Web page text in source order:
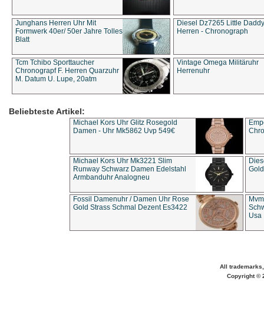
Junghans Herren Uhr Mit
Formwerk 40er/ 50er Jahre Tolles
Blatt
Diesel Dz7265 Little Daddy
Herren - Chronograph
Tcm Tchibo Sporttaucher
Chronograpf F. Herren Quarzuhr
M. Datum U. Lupe, 20atm
Vintage Omega Militäruhr
Herrenuhr
Beliebteste Artikel:
Michael Kors Uhr Glitz Rosegold
Damen - Uhr Mk5862 Uvp 549€
Michael Kors Uhr Mk3221 Slim
Runway Schwarz Damen Edelstahl
Armbanduhr Analogneu
Fossil Damenuhr / Damen Uhr Rose
Gold Strass Schmal Dezent Es3422
Usa
All
Copyright ©